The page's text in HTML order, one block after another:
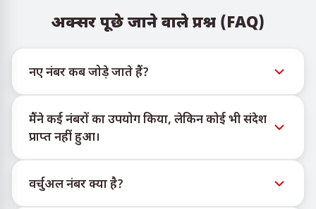
अक्सर पूछे जाने वाले प्रश्न (FAQ)
नए नंबर कब जोड़े जाते हैं?
Telegram बोट @TigerSMSofficial_bot के माध्यम से देखी जा
सकती है। यह चैनल समय पर अपडेट देता है ताकि उपयोगकर्ता
नवीनतम नंबर इन्वेंट्री तक पहुँच सकें।
मैंने कई नंबरों का उपयोग किया, लेकिन कोई भी संदेश
प्राप्त नहीं हुआ।
नहीं दे सकते। विभिन्न सेवा एल्गोरिदम कई कारणों से अस्थायी नंबरों
पर संदेशों की डिलीवरी को रोक सकते हैं। सफल डिलीवरी की
वर्चुअल नंबर क्या है?